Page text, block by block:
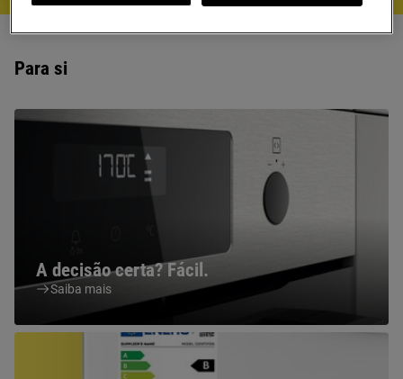
Para si
A decisão certa? Fácil.
Saiba mais